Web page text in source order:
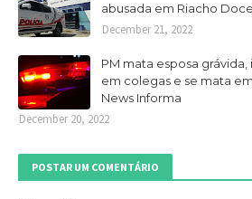
abusada em Riacho
December 21, 2022
PM mata esposa
em colegas e se mata
News Informa
December 20, 2022
POSTAR UM COMENTÁRIO